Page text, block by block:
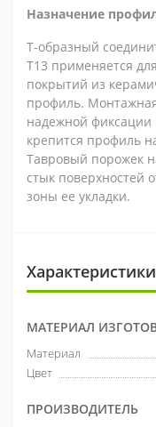
Назначение
Т-образный
T13 применяется
покрытий из
профиль.
надежной
крепится профиль
Тавровый порожек
стык поверхностей
зоны ее укладки.
Характеристики
МАТЕРИАЛ
Материал
Цвет
ПРОИЗВОДИТЕЛЬ